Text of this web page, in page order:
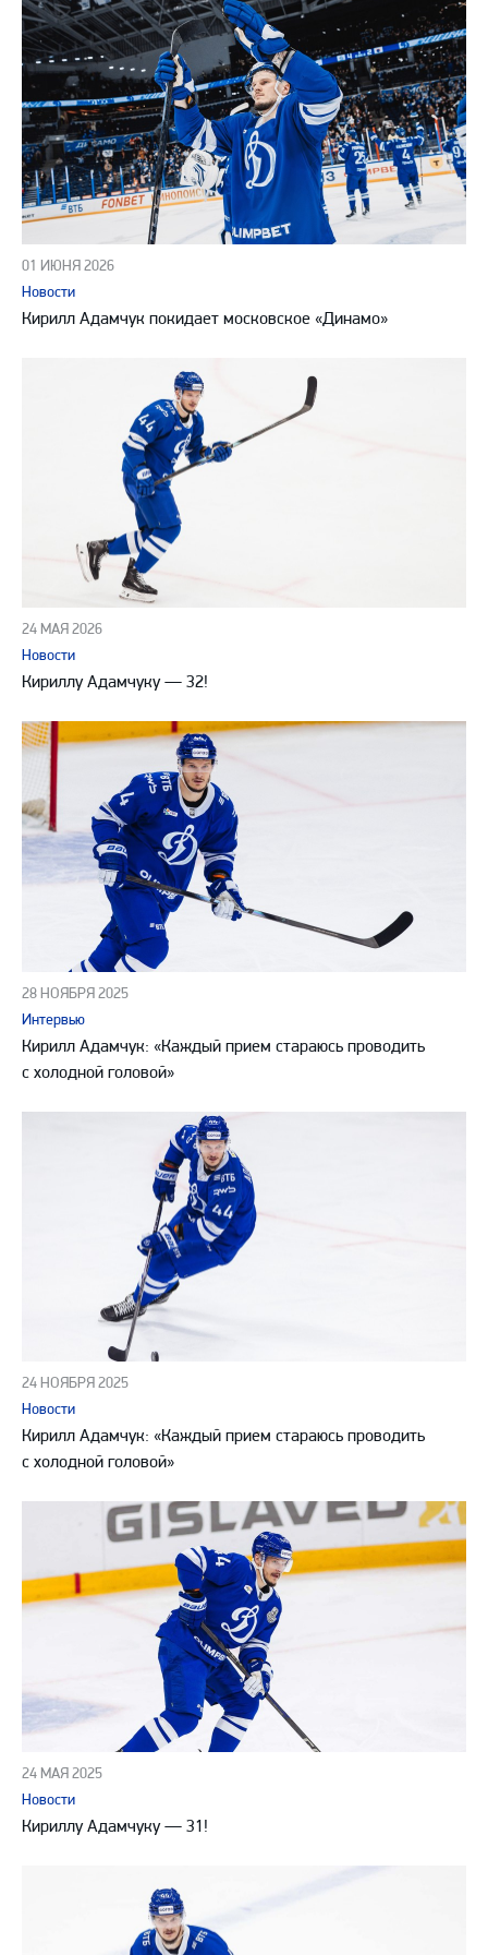
01 ИЮНЯ 2026
Новости
Кирилл Адамчук покидает московское «Динамо»
24 МАЯ 2026
Новости
Кириллу Адамчуку — 32!
28 НОЯБРЯ 2025
Интервью
Кирилл Адамчук: «Каждый прием стараюсь проводить
с холодной головой»
24 НОЯБРЯ 2025
Новости
Кирилл Адамчук: «Каждый прием стараюсь проводить
с холодной головой»
24 МАЯ 2025
Новости
Кириллу Адамчуку — 31!